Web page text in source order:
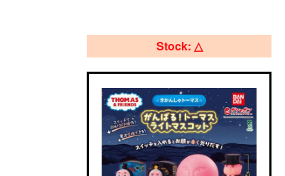
Stock: △